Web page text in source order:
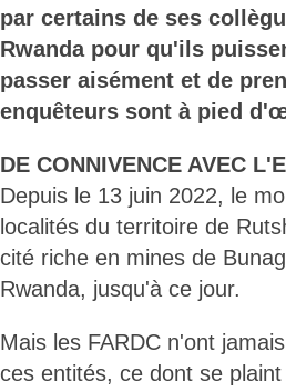
par certains de ses
Rwanda pour qu'ils
passer aisément et de
enquêteurs sont à pied
DE CONNIVENCE AVEC
Depuis le 13 juin 2022, le
localités du territoire de
cité riche en mines de
Rwanda, jusqu'à ce jour.
Mais les FARDC n'ont
ces entités, ce dont se